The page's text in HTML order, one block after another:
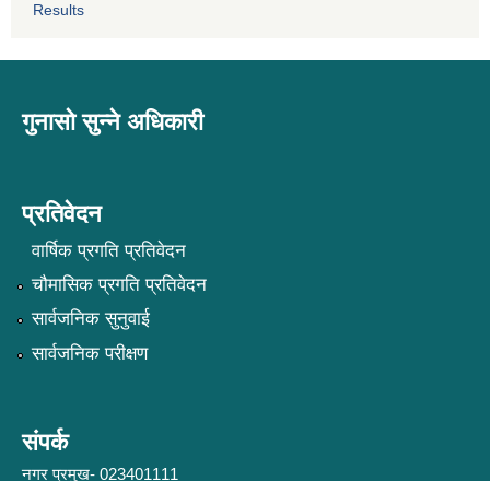
Results
गुनासो सुन्ने अधिकारी
प्रतिवेदन
वार्षिक प्रगति प्रतिवेदन
चौमासिक प्रगति प्रतिवेदन
सार्वजनिक सुनुवाई
सार्वजनिक परीक्षण
संपर्क
नगर प्रमुख- 023401111